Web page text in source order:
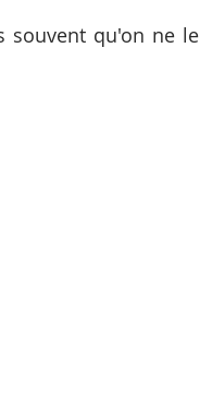
souvent qu'on ne le